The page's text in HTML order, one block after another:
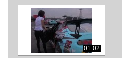
01:02